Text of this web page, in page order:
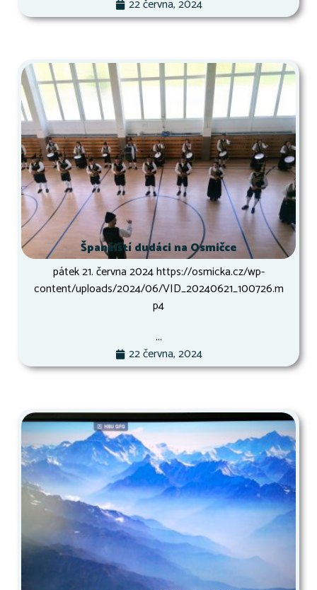
22 června, 2024
Španělští dudáci na Osmičce
pátek 21. června 2024 https://osmicka.cz/wp-
content/uploads/2024/06/VID_20240621_100726.m
p4
...
22 června, 2024